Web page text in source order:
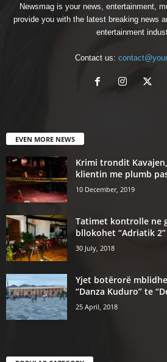
Newsmag is your news, entertainment,
provide you with the latest breaking news
entertainment
Contact us:
EVEN MORE NEWS
Krimi trondit
klientin me plumb
10 December, 2019
Tatimet kontrolle ne
bllokohet “Adriatik 2”
30 July, 2018
Yjet botërorë
“Danza Kuduro” te
25 April, 2018